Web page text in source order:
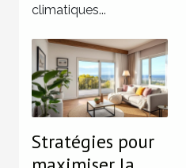
climatiques...
Stratégies pour